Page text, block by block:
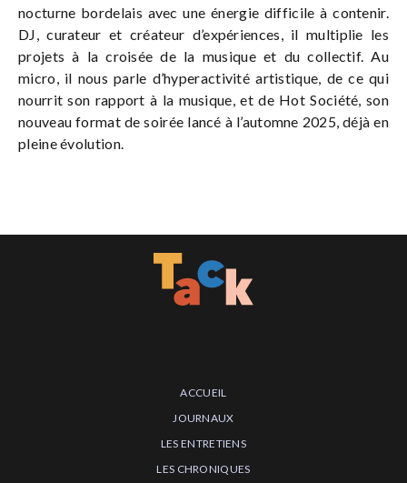
nocturne bordelais avec une énergie difficile à contenir.
DJ, curateur et créateur d’expériences, il multiplie les
projets à la croisée de la musique et du collectif. Au
micro, il nous parle d’hyperactivité artistique, de ce qui
nourrit son rapport à la musique, et de Hot Société, son
nouveau format de soirée lancé à l’automne 2025, déjà en
pleine évolution.
ACCUEIL
JOURNAUX
LES ENTRETIENS
LES CHRONIQUES